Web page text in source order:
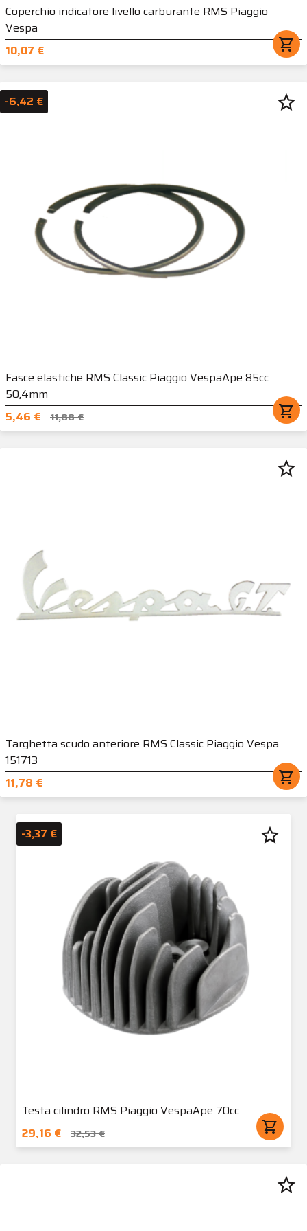
Coperchio indicatore livello carburante RMS Piaggio
Vespa
10,07 €
shopping_cart
Fasce elastiche RMS Classic Piaggio VespaApe 85cc
50,4mm
5,46 €
11,88 € shopping_cart
-6,42 € star_border
Targhetta scudo anteriore RMS Classic Piaggio Vespa
151713
11,78 €
shopping_cart
star_border
Testa cilindro RMS Piaggio VespaApe 70cc
29,16 €
32,53 € shopping_cart
-3,37 € star_border
star_border